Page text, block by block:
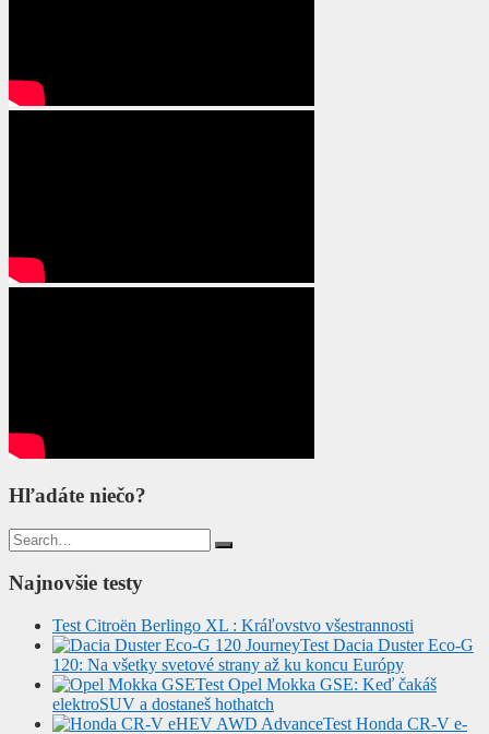
Hľadáte niečo?
Search
for:
Najnovšie testy
Test Citroën Berlingo XL : Kráľovstvo všestrannosti
Test Dacia Duster Eco-G
120: Na všetky svetové strany až ku koncu Európy
Test Opel Mokka GSE: Keď čakáš
elektroSUV a dostaneš hothatch
Test Honda CR-V e-